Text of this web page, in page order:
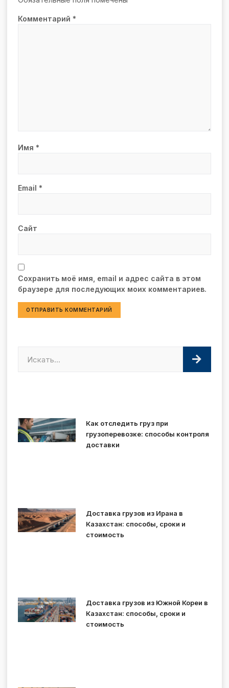
Комментарий *
Имя *
Email *
Сайт
Сохранить моё имя, email и адрес сайта в этом
браузере для последующих моих комментариев.
Как отследить груз при
грузоперевозке: способы контроля
доставки
Доставка грузов из Ирана в
Казахстан: способы, сроки и
стоимость
Доставка грузов из Южной Кореи в
Казахстан: способы, сроки и
стоимость